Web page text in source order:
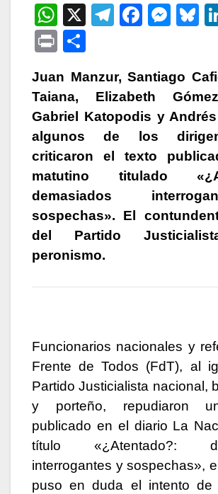
W
h
at
s
A
p
p
X
T
gr
a
m
F
e
b
o
o
k
M
s
e
n
g
Bl
s
k
y
P
nt m
p
ar
tir
Juan Manzur, Santiago
Taiana, Elizabeth
Gabriel Katopodis y
algunos de los
criticaron el texto
matutino titulado
demasiados
sospechas». El
del Partido
peronismo.
Funcionarios nacionales y
Frente de Todos (FdT), al
Partido Justicialista nacional,
y porteño, repudiaron
publicado en el diario La
título «¿Atentado?:
interrogantes y sospechas»,
puso en duda el intento de